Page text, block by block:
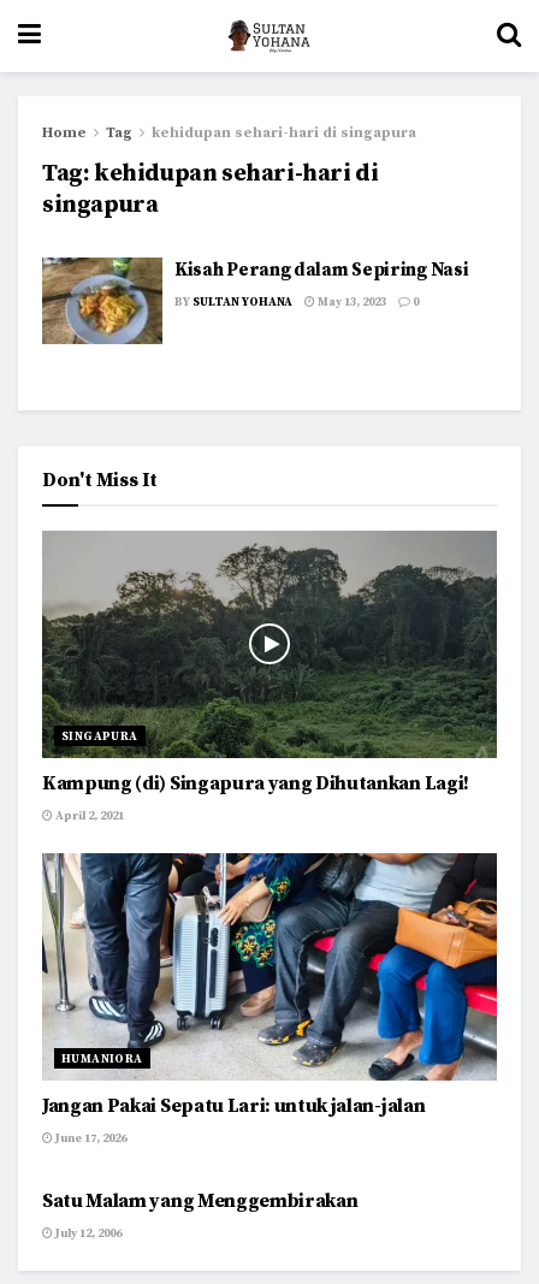
Home Tag kehidupan sehari-hari di singapura
Tag: kehidupan sehari-hari di
singapura
Kisah Perang dalam Sepiring Nasi
BY SULTAN YOHANA May 13, 2023 0
Don't Miss It
SINGAPURA
Kampung (di) Singapura yang Dihutankan Lagi!
April 2, 2021
HUMANIORA
Jangan Pakai Sepatu Lari: untuk jalan-jalan
June 17, 2026
Satu Malam yang Menggembirakan
July 12, 2006